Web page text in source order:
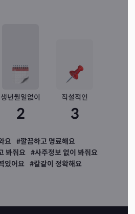
생년월일없이
2
직설적인
3
요 #깔끔하고 명료해요
봐줘요 #사주정보 없이 봐줘요
있어요 #칼같이 정확해요